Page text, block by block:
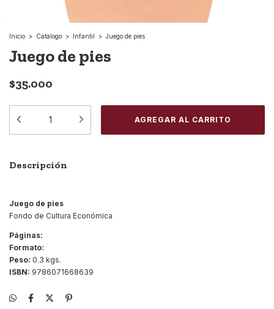
Inicio > Catalogo > Infantil > Juego de pies
Juego de pies
$35.000
Descripción
Juego de pies
Fondo de Cultura Económica
Páginas:
Formato:
Peso: 0.3 kgs.
ISBN: 9786071668639